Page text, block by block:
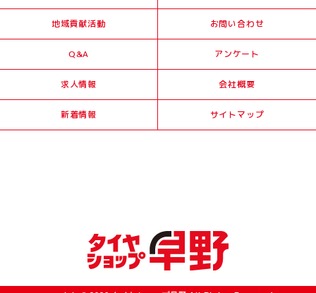
地域貢献活動 お問い合わせ
Q&A アンケート
求人情報 会社概要
新着情報 サイトマップ